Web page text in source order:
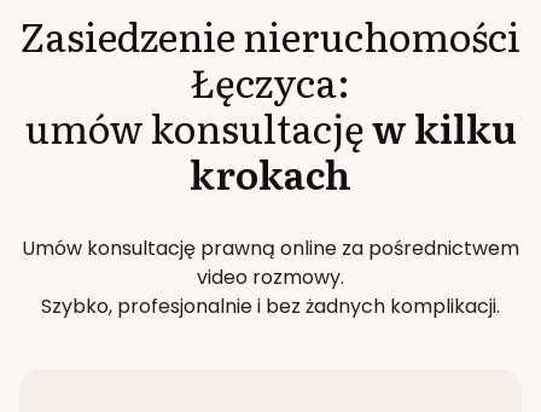
Zasiedzenie nieruchomości
Łęczyca:
umów konsultacjęw kilku
krokach
Umów konsultację prawną online za pośrednictwem
video rozmowy.
Szybko, profesjonalnie i bez żadnych komplikacji.